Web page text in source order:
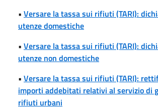
• Versare la tassa sui rifiuti (TARI):
utenze domestiche
• Versare la tassa sui rifiuti (TARI):
utenze non domestiche
• Versare la tassa sui rifiuti (TARI):
importi addebitati relativi al servizio di
rifiuti urbani